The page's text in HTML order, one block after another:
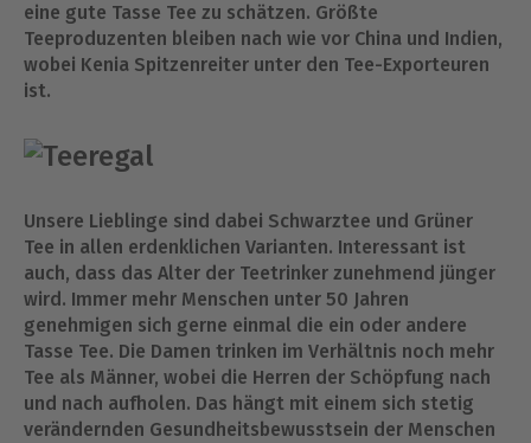
eine gute Tasse Tee zu schätzen. Größte
Teeproduzenten bleiben nach wie vor China und Indien,
wobei Kenia Spitzenreiter unter den Tee-Exporteuren
ist.
Unsere Lieblinge sind dabei Schwarztee und Grüner
Tee in allen erdenklichen Varianten. Interessant ist
auch, dass das Alter der Teetrinker zunehmend jünger
wird. Immer mehr Menschen unter 50 Jahren
genehmigen sich gerne einmal die ein oder andere
Tasse Tee. Die Damen trinken im Verhältnis noch mehr
Tee als Männer, wobei die Herren der Schöpfung nach
und nach aufholen. Das hängt mit einem sich stetig
verändernden Gesundheitsbewusstsein der Menschen